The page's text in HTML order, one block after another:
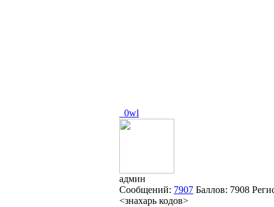
_0wl
админ
Сообщений: 7907 Баллов: 7908
<знахарь кодов>